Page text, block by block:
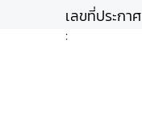
เลขที่ประกาศ
: